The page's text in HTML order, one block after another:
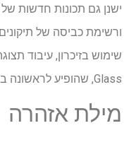
ישנן גם תכונות חדשות
ורשימת כביסה של
Glass, שהופיע לראשונה בשנה שעברה.
מילת אזהרה